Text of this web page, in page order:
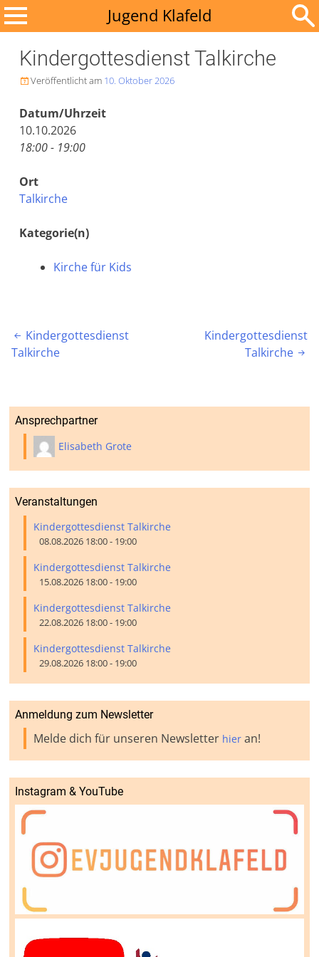
Zum
Inhalt
Jugend Klafeld
nach:Kindergottesdienst Talkirche
Veröffentlicht am 10. Oktober 2026
Datum/Uhrzeit
10.10.2026
18:00 - 19:00
Ort
Talkirche
Kategorie(n)
Kirche für Kids
Beitragsnavigation
 Kindergottesdienst
Talkirche
Kindergottesdienst
Talkirche 
Ansprechpartner
Elisabeth Grote
Veranstaltungen
Kindergottesdienst Talkirche
08.08.2026 18:00 - 19:00
Kindergottesdienst Talkirche
15.08.2026 18:00 - 19:00
Kindergottesdienst Talkirche
22.08.2026 18:00 - 19:00
Kindergottesdienst Talkirche
29.08.2026 18:00 - 19:00
Anmeldung zum Newsletter
Melde dich für unseren Newsletter hier an!
Instagram & YouTube